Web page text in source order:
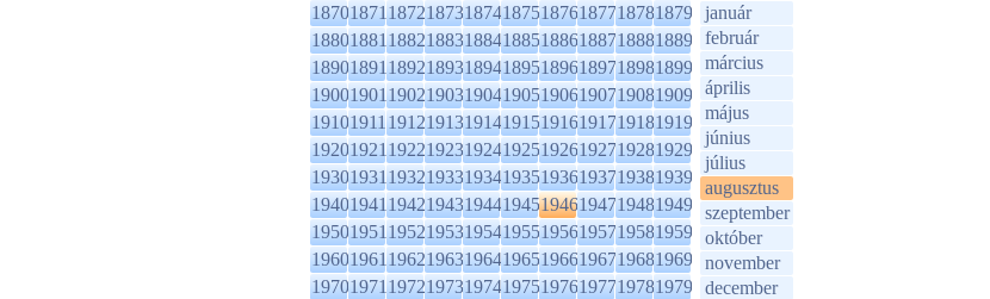
1870187118721873187418751876187718781879
1880188118821883188418851886188718881889
1890189118921893189418951896189718981899
1900190119021903190419051906190719081909
1910191119121913191419151916191719181919
1920192119221923192419251926192719281929
1930193119321933193419351936193719381939
1940194119421943194419451946194719481949
1950195119521953195419551956195719581959
1960196119621963196419651966196719681969
1970197119721973197419751976197719781979
január
február
március
április
május
június
július
augusztus
szeptember
október
november
december